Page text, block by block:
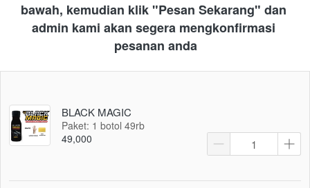
bawah, kemudian klik "Pesan Sekarang" dan
admin kami akan segera mengkonfirmasi
pesanan anda
BLACK MAGIC
Paket: 1 botol 49rb
49,000